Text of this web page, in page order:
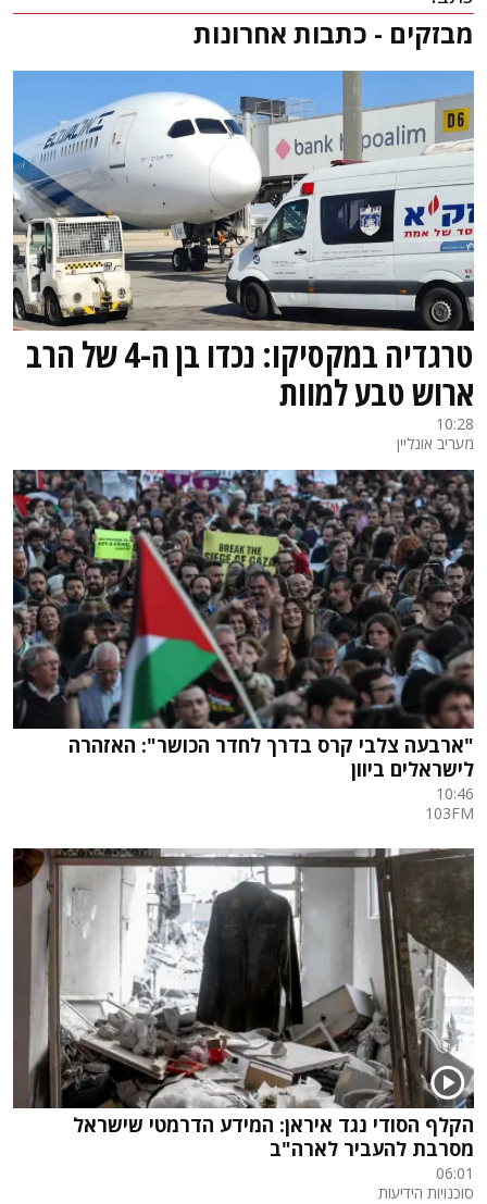
מבזקים - כתבות אחרונות
טרגדיה במקסיקו: נכדו בן ה-4 של הרב
ארוש טבע למוות
10:28
מעריב אונליין
"ארבעה צלבי קרס בדרך לחדר הכושר": האזהרה
לישראלים ביוון
10:46
103FM
הקלף הסודי נגד איראן: המידע הדרמטי שישראל
מסרבת להעביר לארה"ב
06:01
סוכנויות הידיעות